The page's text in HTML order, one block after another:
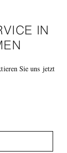
IN
Sie uns jetzt